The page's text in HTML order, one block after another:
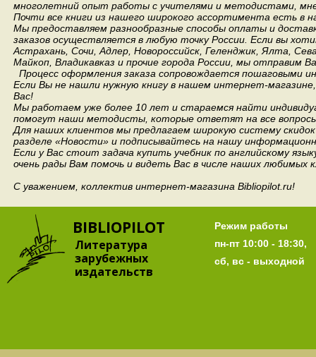
многолетний опыт работы с учителями и методистами,
Почти все книги из нашего широкого ассортимента есть в
Мы предоставляем разнообразные способы оплаты и
заказов осуществляется в любую точку России. Если вы
Астрахань, Сочи, Адлер, Новороссийск, Геленджик, Ялта,
Майкоп, Владикавказ и прочие города России, мы отправим
Процесс оформления заказа сопровождается пошаговыми
Если Вы не нашли нужную книгу в нашем интернет-
Вас!
Мы работаем уже более 10 лет и стараемся найти
помогут наши методисты, которые ответят на все
Для наших клиентов мы предлагаем широкую систему
разделе «Новости» и подписывайтесь на нашу
Если у Вас стоит задача купить учебник по английскому
очень рады Вам помочь и видеть Вас в числе наших любимых
С уважением, коллектив интернет-магазина Bibliopilot.ru!
BIBLIOPILOT
Литература
зарубежных
издательств
Режим работы
пн-пт 10:00 - 18:30,
сб, вс - выходной